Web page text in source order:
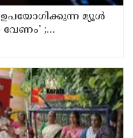
മ്യൂള്‍
;